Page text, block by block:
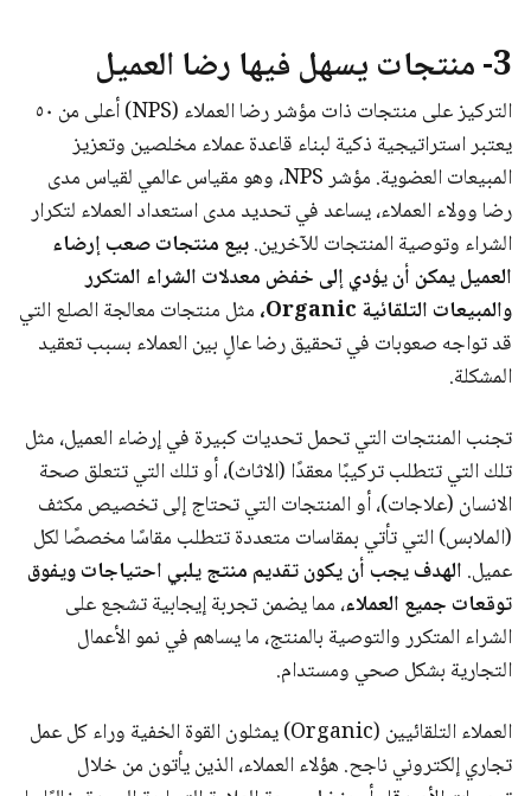
3- منتجات يسهل فيها رضا العميل
التركيز على منتجات ذات مؤشر رضا العملاء (NPS) أعلى من ٥٠
يعتبر استراتيجية ذكية لبناء قاعدة عملاء مخلصين وتعزيز
المبيعات العضوية. مؤشر NPS، وهو مقياس عالمي لقياس مدى
رضا وولاء العملاء، يساعد في تحديد مدى استعداد العملاء لتكرار
الشراء وتوصية المنتجات للآخرين.بيع منتجات صعب إرضاء
العميل يمكن أن يؤدي إلى خفض معدلات الشراء المتكرر
والمبيعات التلقائية Organic،
مثل منتجات معالجة الصلع التي
قد تواجه صعوبات في تحقيق رضا عالٍ بين العملاء بسبب تعقيد
المشكلة.
تجنب المنتجات التي تحمل تحديات كبيرة في إرضاء العميل، مثل
تلك التي تتطلب تركيبًا معقدًا (الاثاث)، أو تلك التي تتعلق صحة
الانسان (علاجات)، أو المنتجات التي تحتاج إلى تخصيص مكثف
(الملابس) التي تأتي بمقاسات متعددة تتطلب مقاسًا مخصصًا لكل
عميل. الهدف يجب أن يكون تقديم منتج يلبي احتياجات ويفوق
توقعات جميع العملاء، مما يضمن تجربة إيجابية تشجع على
الشراء المتكرر والتوصية بالمنتج، ما يساهم في نمو الأعمال
التجارية بشكل صحي ومستدام.
العملاء التلقائيين (Organic) يمثلون القوة الخفية وراء كل عمل
تجاري إلكتروني ناجح. هؤلاء العملاء، الذين يأتون من خلال